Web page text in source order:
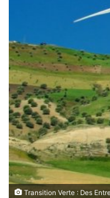
Transition Verte : Des